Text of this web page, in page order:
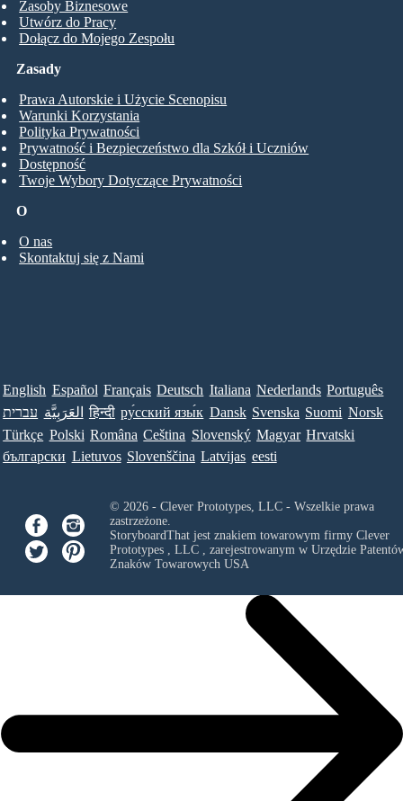
Zasoby Biznesowe
Utwórz do Pracy
Dołącz do Mojego Zespołu
O
O nas
Skontaktuj się z Nami
Zasady
Prawa Autorskie i Użycie Scenopisu
Warunki Korzystania
Polityka Prywatności
Prywatność i Bezpieczeństwo dla Szkół i Uczniów
Dostępność
Twoje Wybory Dotyczące Prywatności
English Español Français Deutsch Italiana Nederlands Português
עברית العَرَبِيَّة हिन्दी ру́сский язы́к Dansk Svenska Suomi Norsk
Türkçe Polski Româna Ceština Slovenský Magyar Hrvatski
български Lietuvos Slovenščina Latvijas eesti
© 2026 - Clever Prototypes, LLC - Wszelkie prawa
zastrzeżone.
StoryboardThat jest znakiem towarowym firmy Clever
Prototypes , LLC, zarejestrowanym w Urzędzie
Znaków Towarowych USA